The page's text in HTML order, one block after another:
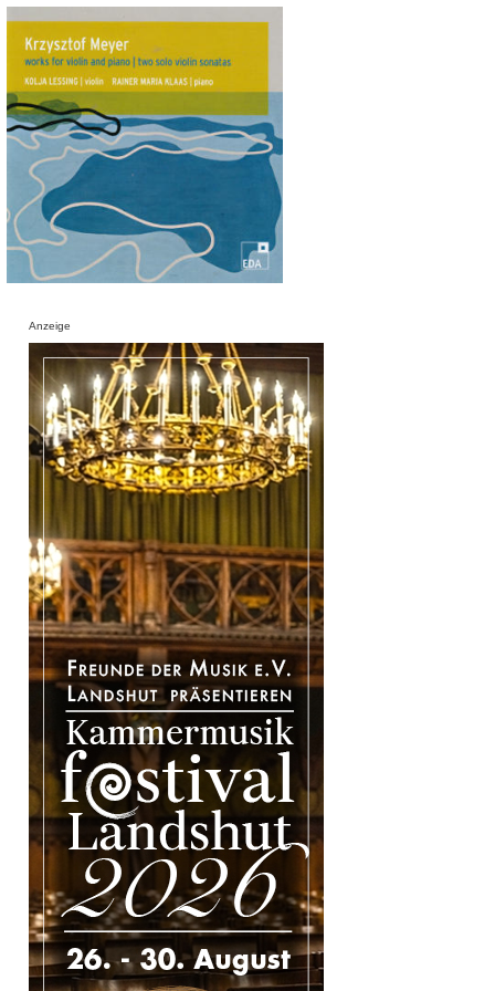
Anzeige